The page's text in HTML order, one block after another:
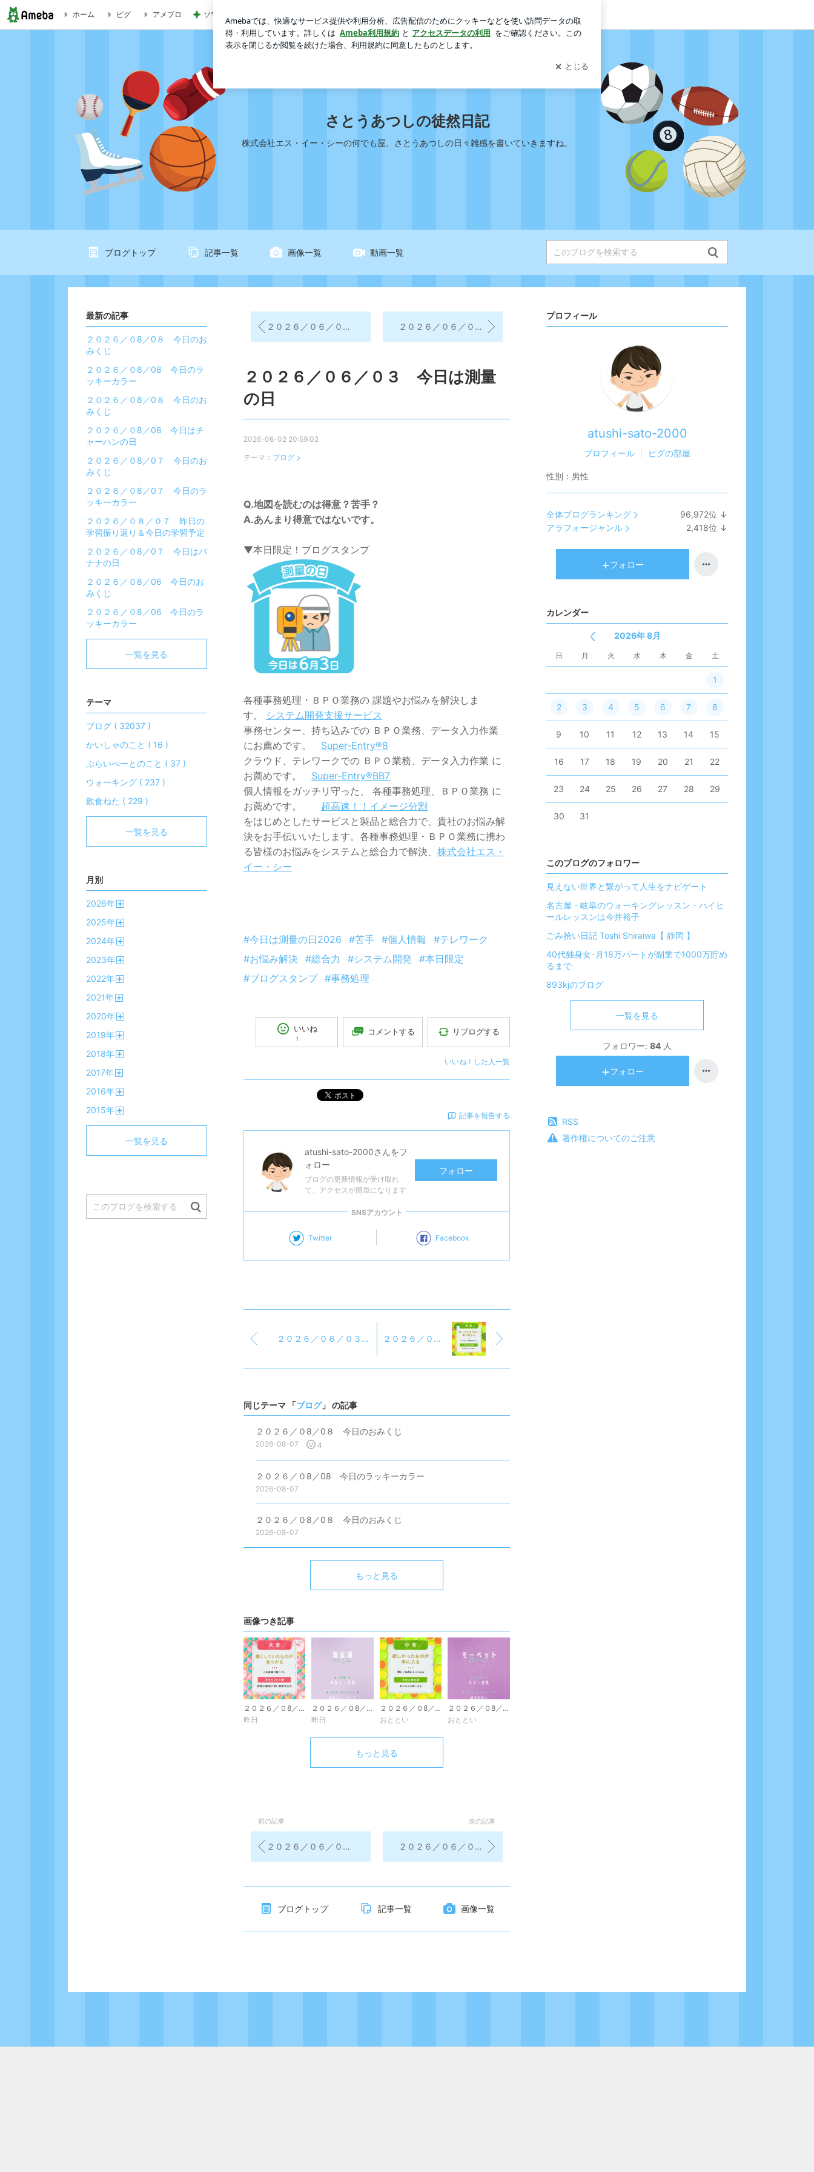
２０２６／０６／０３ 今日は測量の日 | さとうあつしの徒然日記
ホーム ピグ アメブロ ソワソワ期のフライング検査と執着 ログイン
さとうあつしの徒然日記
株式会社エス・イー・シーの何でも屋、さとうあつしの日々雑感を書いていきますね。
ブログトップ 記事一覧 画像一覧 動画一覧
２０２６／０６／０３ 昨日の学習振り返り＆今日の学習予定 ２０２６／０６／０２ 今日のおみくじ
２０２６／０６／０３ 今日は測量
の日
2026-06-02 20:59:02
テーマ： ブログ
Q.地図を読むのは得意？苦手？
A.あんまり得意ではないです。
▼本日限定！ブログスタンプ
各種事務処理・ＢＰＯ業務の 課題やお悩みを解決しま
す。 システム開発支援サービス
事務センター、持ち込みでの ＢＰＯ業務、データ入力作業
にお薦めです。 Super-Entry®8
クラウド、テレワークでの ＢＰＯ業務、データ入力作業 に
お薦めです。 Super-Entry®BB7
個人情報をガッチリ守った、 各種事務処理、ＢＰＯ業務 に
お薦めです。 超高速！！イメージ分割
をはじめとしたサービスと製品と総合力で、貴社のお悩み解
決をお手伝いいたします。各種事務処理・ＢＰＯ業務に携わ
る皆様のお悩みをシステムと総合力で解決、 株式会社エス・
イー・シー
#今日は測量の日2026 #苦手 #個人情報
#テレワーク
#お悩み解決 #総合力 #システム開発
#本日限定
#ブログスタンプ #事務処理
いいね
1
コメントする リブログする
いいね！した人一覧
ポスト
記事を報告する
atushi-sato-2000さんをフ
ォロー
ブログの更新情報が受け取れ
て、アクセスが簡単になります
フォロー
SNSアカウント
Twitter Facebook
２０２６／０６／０３ 昨日の学習振り返り＆今日の学習予定 ２０２６／０６／０２ 今日のおみくじ
同じテーマ 「ブログ」 の記事
２０２６／０8／0８ 今日のおみくじ
2026-08-07 4
２０２６／０8／08 今日のラッキーカラー
2026-08-07
２０２６／０8／0８ 今日のおみくじ
2026-08-07
もっと見る
画像つき記事
２０２６／０8／0８ 今日のおみくじ
昨日
２０２６／０8／08 今日のラッキーカラー
昨日
２０２６／０8／0７ 今日のおみくじ
おととい
２０２６／０8／0７ 今日のラッキーカラー
おととい
もっと見る
前の記事
２０２６／０６／０３ 昨日の学習振り返り＆今日の学習予定
次の記事
２０２６／０６／０２ 今日のおみくじ
ブログトップ 記事一覧 画像一覧
プロフィール
atushi-sato-2000
プロフィール ピグの部屋
性別： 男性
全体ブログランキング 96,972位 ↓
アラフォージャンル 2,418位 ↓
フォロー
カレンダー
2026年 8月
日 月 火 水 木 金 土
1
2 3 4 5 6 7 8
9 10 11 12 13 14 15
16 17 18 19 20 21 22
23 24 25 26 27 28 29
30 31
このブログのフォロワー
見えない世界と繋がって人生をナビゲート
名古屋・岐阜のウォーキングレッスン・ハイヒ
ールレッスンは今井裕子
ごみ拾い日記 Toshi Shiraiwa【 静岡 】
40代独身女･月18万パートが副業で1000万貯め
るまで
893kjのブログ
一覧を見る
フォロワー: 84 人
フォロー
RSS
著作権についてのご注意
最新の記事
２０２６／０8／0８ 今日のお
みくじ
２０２６／０8／08 今日のラ
ッキーカラー
２０２６／０8／0８ 今日のお
みくじ
２０２６／０8／08 今日はチ
ャーハンの日
２０２６／０8／0７ 今日のお
みくじ
２０２６／０8／0７ 今日のラ
ッキーカラー
２０２６／０８／０７ 昨日の
学習振り返り＆今日の学習予定
２０２６／０8／0７ 今日はバ
ナナの日
２０２６／０8／06 今日のお
みくじ
２０２６／０8／06 今日のラ
ッキーカラー
一覧を見る
テーマ
ブログ ( 32037 )
かいしゃのこと ( 16 )
ぷらいべーとのこと ( 37 )
ウォーキング ( 237 )
飲食ねた ( 229 )
一覧を見る
月別
2026年
2025年
2024年
2023年
2022年
2021年
2020年
2019年
2018年
2017年
2016年
2015年
一覧を見る